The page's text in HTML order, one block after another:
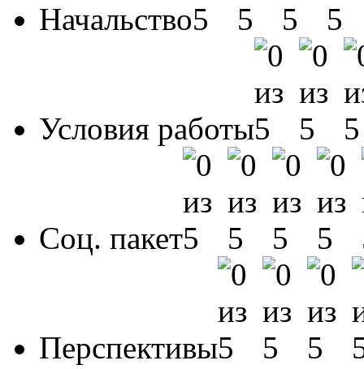
Начальство
Условия работы
Соц. пакет
Перспективы